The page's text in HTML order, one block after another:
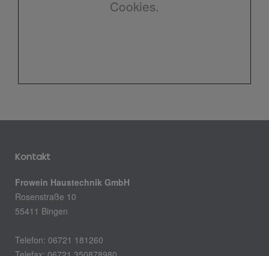
Cookies.
Kontakt
Frowein Haustechnik GmbH
Rosenstraße 10
55411 Bingen
Telefon: 06721 181260